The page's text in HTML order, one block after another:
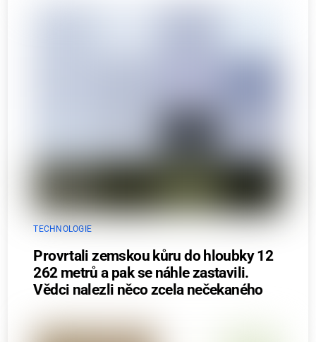
TECHNOLOGIE
Provrtali zemskou kůru do hloubky 12
262 metrů a pak se náhle zastavili.
Vědci nalezli něco zcela nečekaného